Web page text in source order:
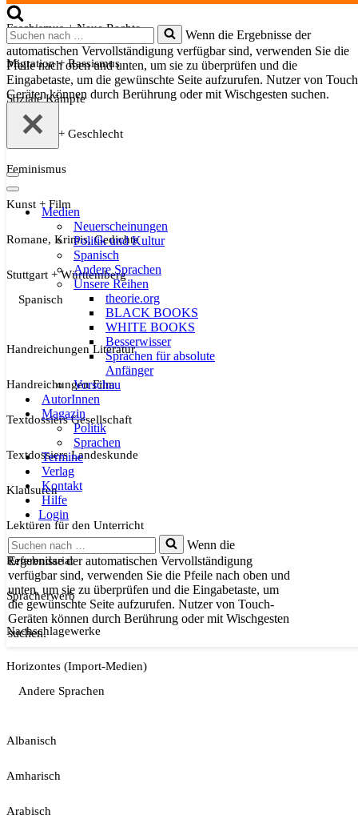
Suchen
nach …
Wenn die Ergebnisse der
automatischen Vervollständigung verfügbar sind, verwenden Sie die
Pfeile nach oben und unten, um sie zu überprüfen und die
Eingabetaste, um die gewünschte Seite aufzurufen. Nutzer von
Geräten können durch Berührung oder mit Wischgesten suchen.
Navigationsmenü
Navigationsmenü
Medien
Neuerscheinungen
Politik und Kultur
Spanisch
Andere Sprachen
Unsere Reihen
theorie.org
BLACK BOOKS
WHITE BOOKS
Besserwisser
Sprachen für absolute
Anfänger
Vorschau
AutorInnen
Magazin
Politik
Sprachen
Termine
Verlag
Kontakt
Hilfe
Login
Suchen
nach …
Wenn die
Ergebnisse der automatischen Vervollständigung
verfügbar sind, verwenden Sie die Pfeile nach oben und
unten, um sie zu überprüfen und die Eingabetaste, um
die gewünschte Seite aufzurufen. Nutzer von Touch-
Geräten können durch Berührung oder mit Wischgesten
suchen.
Faschismus + Neue Rechte
Migration + Rassismus
Soziale Kämpfe
Sexualität + Geschlecht
Feminismus
Kunst + Film
Romane, Krimis, Gedichte
Stuttgart + Württemberg
Spanisch
Handreichungen Literatur
Handreichungen Film
Textdossiers Gesellschaft
Textdossiers Landeskunde
Klausuren
Lektüren für den Unterricht
Referendariat
Spracherwerb
Nachschlagewerke
Horizontes (Import-Medien)
Andere Sprachen
Albanisch
Amharisch
Arabisch